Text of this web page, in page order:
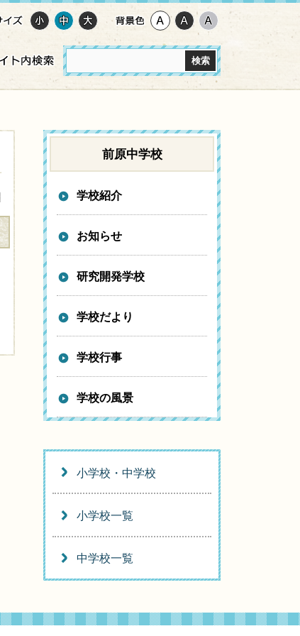
前原中学校
学校紹介
お知らせ
研究開発学校
学校だより
学校行事
学校の風景
小学校・中学校
小学校一覧
中学校一覧